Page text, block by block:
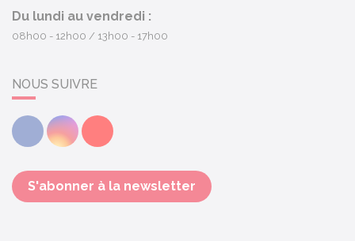
Du lundi au vendredi :
08h00 - 12h00 13h00 - 17h00
NOUS SUIVRE
FacebookInstagramYoutube
S'abonner à la newsletter